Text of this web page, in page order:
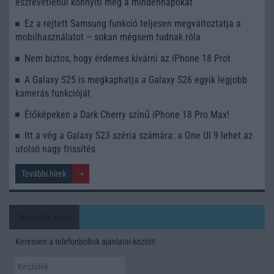
észrevétlenül könnyíti meg a mindennapokat
Ez a rejtett Samsung funkció teljesen megváltoztatja a
mobilhasználatot – sokan mégsem tudnak róla
Nem biztos, hogy érdemes kivárni az iPhone 18 Prot
A Galaxy S25 is megkaphatja a Galaxy S26 egyik legjobb
kamerás funkcióját
Élőképeken a Dark Cherry színű iPhone 18 Pro Max!
Itt a vég a Galaxy S23 széria számára: a One UI 9 lehet az
utolsó nagy frissítés
További hírek
Keressen a telefonboltok ajánlatai között!